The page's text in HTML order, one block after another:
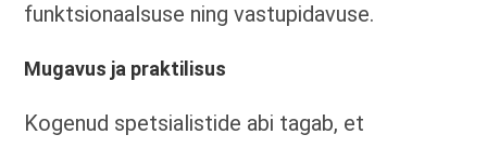
funktsionaalsuse ning vastupidavuse.
Mugavus ja praktilisus
Kogenud spetsialistide abi tagab, et